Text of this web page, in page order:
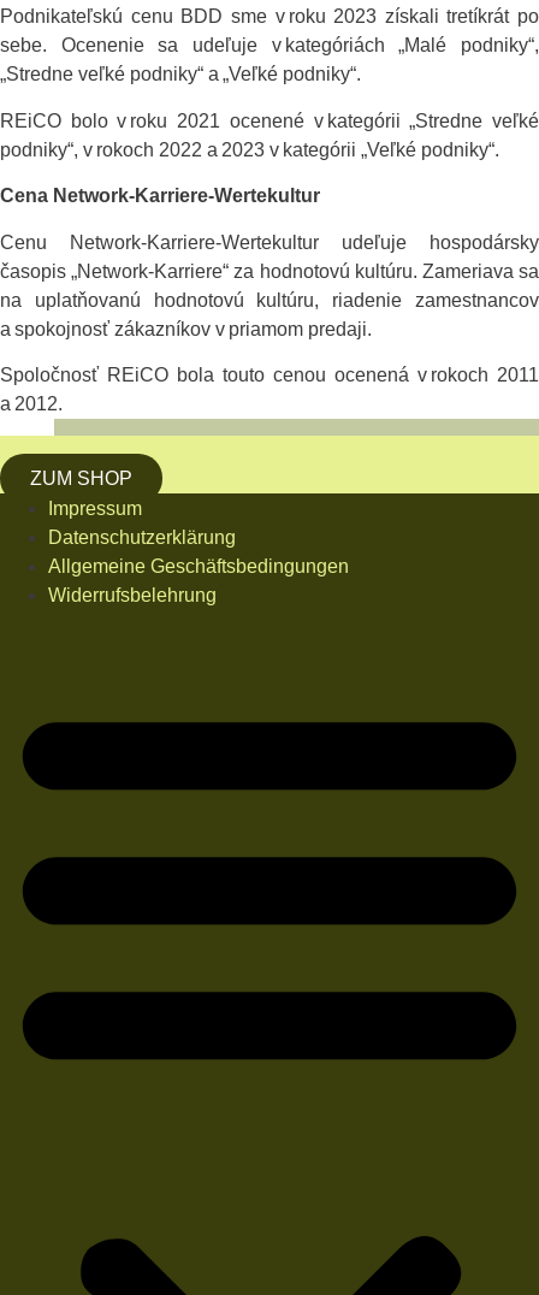
Podnikateľskú cenu BDD sme v roku 2023 získali tretíkrát po
sebe. Ocenenie sa udeľuje v kategóriách „Malé podniky“,
„Stredne veľké podniky“ a „Veľké podniky“.
REiCO bolo v roku 2021 ocenené v kategórii „Stredne veľké
podniky“, v rokoch 2022 a 2023 v kategórii „Veľké podniky“.
Cena Network-Karriere-Wertekultur
Cenu Network-Karriere-Wertekultur udeľuje hospodársky
časopis „Network-Karriere“ za hodnotovú kultúru. Zameriava sa
na uplatňovanú hodnotovú kultúru, riadenie zamestnancov
a spokojnosť zákazníkov v priamom predaji.
Spoločnosť REiCO bola touto cenou ocenená v rokoch 2011
a 2012.
ZUM SHOP
Impressum
Datenschutzerklärung
Allgemeine Geschäftsbedingungen
Widerrufsbelehrung